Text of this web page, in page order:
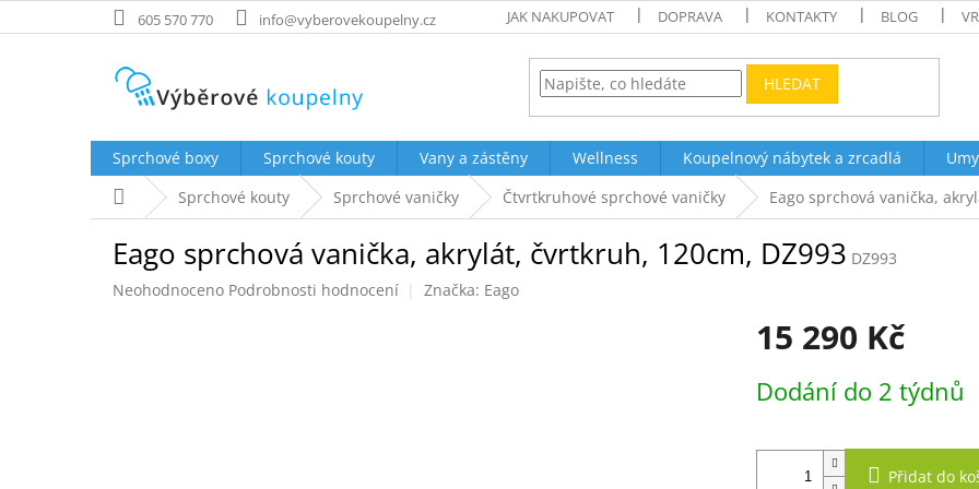
na
605 570 770 info@vyberovekoupelny.cz JAK NAKUPOVAT DOPRAVA KONTAKTY BLOG
HLEDAT
Sprchové boxy Sprchové kouty Vany a zástěny Wellness Koupelnový nábytek a zrcadlá
Domů Sprchové kouty Sprchové vaničky Čtvrtkruhové sprchové vaničky Eago sprchová vanička,
Eago sprchová vanička, akrylát, čvrtkruh, 120cm, DZ993 DZ993
Průměrné
Neohodnoceno Podrobnosti hodnocení Značka: Eago
15 290 Kč
cena:
Dodání do 2 týdnů
Přidat do